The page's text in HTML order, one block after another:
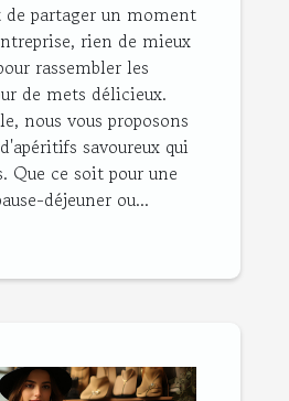
de partager un moment
rien de mieux
rassembler les
de mets délicieux.
nous vous proposons
savoureux qui
Que ce soit pour une
déjeuner ou...